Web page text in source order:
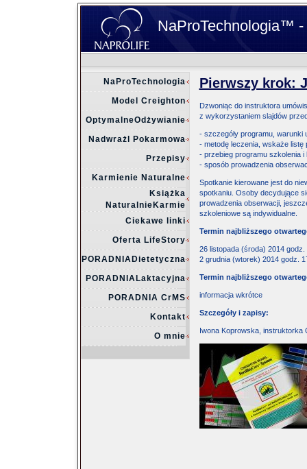
NaProTechnologia™ -
NaProTechnologia
Model Creighton
OptymalneOdżywianie
Nadwrażl Pokarmowa
Przepisy
Karmienie Naturalne
Książka
NaturalnieKarmie
Ciekawe linki
Oferta LifeStory
PORADNIADietetyczna
PORADNIALaktacyjna
PORADNIA CrMS
Kontakt
O mnie
Pierwszy krok:
Dzwoniąc do instruktora
z wykorzystaniem slajdów
- szczegóły programu, warunki
- metodę leczenia, wskaże
- przebieg programu szkolenia i
- sposób prowadzenia
Spotkanie kierowane jest do
spotkaniu. Osoby decydujące
prowadzenia obserwacji,
szkoleniowe są indywidualne.
Termin najbliższego
26 listopada (środa) 2014 godz.
2 grudnia (wtorek) 2014 godz.
Termin najbliższego
informacja wkrótce
Szczegóły i zapisy:
Iwona Koprowska, instruktorka